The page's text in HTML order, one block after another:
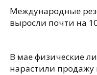
Международные
выросли почти на
В мае физические
нарастили